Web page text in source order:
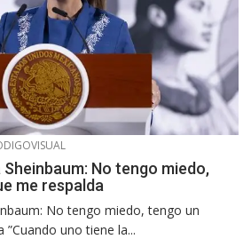
No tengo miedo,
me respalda
No tengo miedo, tengo un
uno tiene la...